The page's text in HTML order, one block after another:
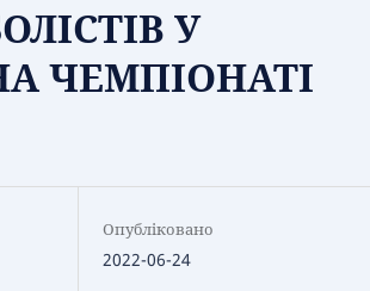
У
ЧЕМПІОНАТІ
Опубліковано
2022-06-24